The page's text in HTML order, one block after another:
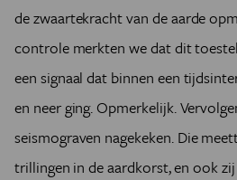
de zwaartekracht van de aarde
controle merkten we dat dit
een signaal dat binnen een
en neer ging. Opmerkelijk.
seismograven nagekeken. Die
trillingen in de aardkorst, en ook